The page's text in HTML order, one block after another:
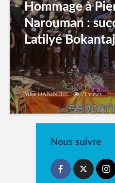
Hommage à
Narouman :
Latilyé
Mike DANINTHE 21 views
Nous suivre